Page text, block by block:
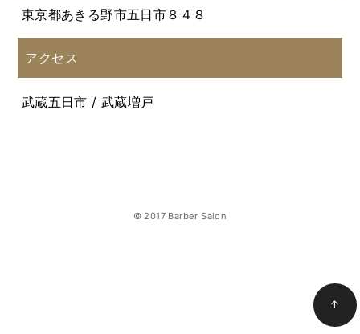
東京都あきる野市五日市８４８
アクセス
武蔵五日市 / 武蔵増戸
© 2017 Barber Salon
↑